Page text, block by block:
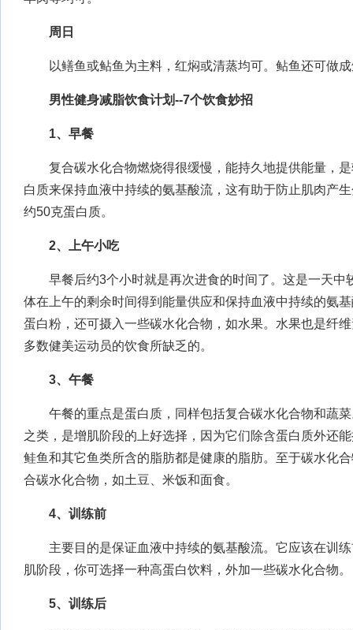
周日
以鳝鱼或鲇鱼为主料，红焖或清蒸均可。鲇鱼还可做成
男性健身减脂饮食计划--7个饮食妙招
1、早餐
复合碳水化合物燃烧得很缓慢，能持久地提供能量，是
白质来保持血液中持续的氨基酸流，这有助于防止肌肉产
约50克蛋白质。
2、上午小吃
早餐后约3个小时就是再次进食的时间了。这是一天中
体在上午的剩余时间得到能量供应和保持血液中持续的氨
蛋白粉，还可摄入一些碳水化合物，如水果。水果也是纤
多数健美运动员的饮食所缺乏的。
3、午餐
午餐的重点是蛋白质，同样包括复合碳水化合物和蔬菜
之类，是增肌阶段的上好选择，因为它们除含蛋白质外还
鲑鱼和其它鱼类所含的脂肪都是健康的脂肪。至于碳水化
合碳水化合物，如土豆、米饭和面食。
4、训练前
主要目的是保证血液中持续的氨基酸流。它应该在训练
肌阶段，你可选择一种高蛋白饮料，外加一些碳水化合物。
5、训练后